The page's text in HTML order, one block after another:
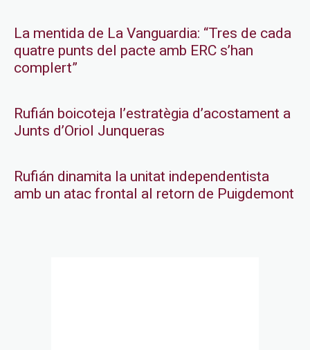
La mentida de La Vanguardia: “Tres de cada
quatre punts del pacte amb ERC s’han
complert”
Rufián boicoteja l’estratègia d’acostament a
Junts d’Oriol Junqueras
Rufián dinamita la unitat independentista
amb un atac frontal al retorn de Puigdemont